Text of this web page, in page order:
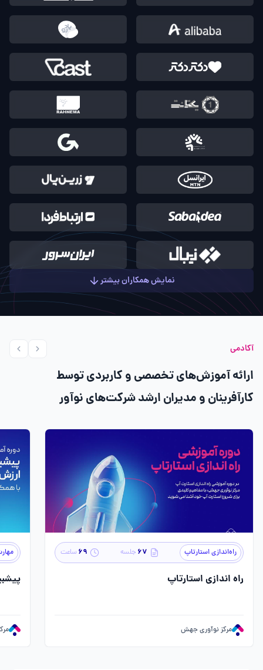
نمایش همکاران بیشتر
آکادمی
ارائه آموزش‌های تخصصی و کاربردی توسط
کارآفرینان و مدیران ارشد شرکت‌های نوآور
راه‌اندازی استارتاپ ۶۷ جلسه ۶۹ساعت
راه اندازی استارتاپ
مرکز نوآوری جهش